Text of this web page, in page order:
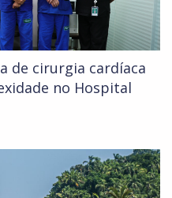
de cirurgia cardíaca
no Hospital